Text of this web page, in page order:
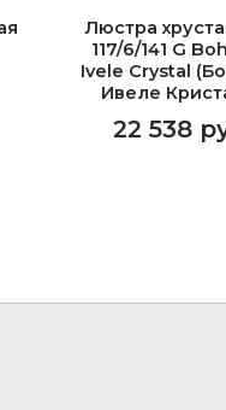
Люстра
117/6/141 G
Ivele Crystal
Ивеле
22 538